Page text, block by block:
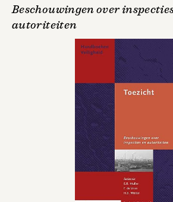
Beschouwingen over
autoriteiten